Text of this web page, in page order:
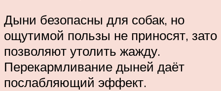
Дыни безопасны для собак, но
ощутимой пользы не приносят, зато
позволяют утолить жажду.
Перекармливание дыней даёт
послабляющий эффект.